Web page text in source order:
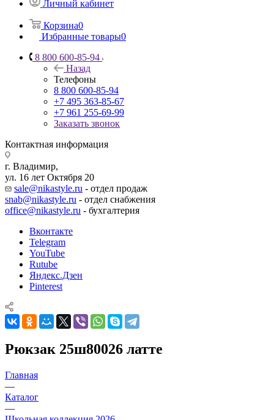
Личный кабинет
Корзина0
Избранные товары0
8 800 600-85-94
Назад
Телефоны
8 800 600-85-94
+7 495 363-85-67
+7 961 255-69-99
Заказать звонок
Контактная информация
г. Владимир,
ул. 16 лет Октября 20
sale@nikastyle.ru - отдел продаж
snab@nikastyle.ru - отдел снабжения
office@nikastyle.ru - бухгалтерия
Вконтакте
Telegram
YouTube
Rutube
Яндекс.Дзен
Pinterest
Рюкзак 25ш80026 латте
Главная
—
Каталог
—